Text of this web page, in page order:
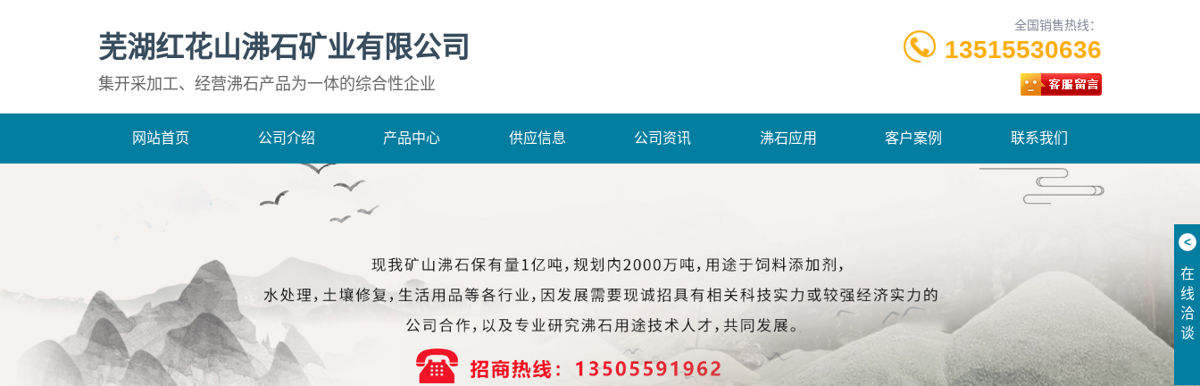
芜湖红花山沸石矿业有限公司
集开采加工、经营沸石产品为一体的综合性企业
全国销售热线：
13515530636
网站首页 公司介绍 产品中心 供应信息 公司资讯 沸石应用 客户案例 联系我们
<
在
线
洽
谈